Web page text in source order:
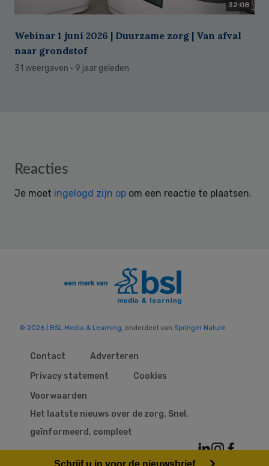
32:08
Webinar 1 juni 2026 | Duurzame zorg | Van afval
naar grondstof
31 weergaven · 9 jaar geleden
Reader
Reacties
Je moet ingelogd zijn op om een reactie te plaatsen.
© 2026 | BSL Media & Learning, onderdeel van Springer Nature
Contact
Adverteren
Privacy statement
Cookies
Voorwaarden
Het laatste nieuws over de zorg. Snel,
geïnformeerd, compleet
Schrijf u in voor de nieuwsbrief